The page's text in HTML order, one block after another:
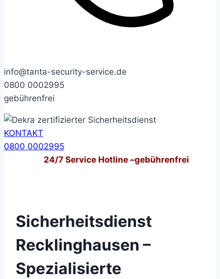
info@tanta-security-service.de
0800 0002995
gebührenfrei
KONTAKT
0800 0002995
24/7Service Hotline –gebührenfrei
Sicherheitsdienst
Recklinghausen –
Spezialisierte